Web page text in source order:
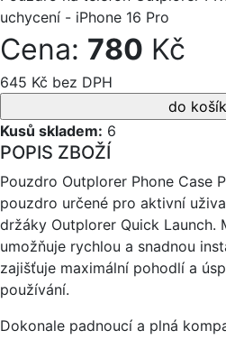
uchycení - iPhone 16 Pro
Cena: 780 Kč
645 Kč bez DPH
Kusů skladem: 6
POPIS ZBOŽÍ
Pouzdro Outplorer Phone Case
pouzdro určené pro aktivní
držáky Outplorer Quick Launch.
umožňuje rychlou a snadnou
zajišťuje maximální pohodlí a
používání.
Dokonale padnoucí a plná